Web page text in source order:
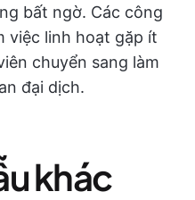
bất ngờ. Các công
việc linh hoạt gặp ít
chuyển sang làm
đại dịch.
khác